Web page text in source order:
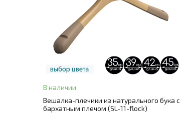
В наличии
Вешалка-плечики из натурального бука c
бархатным плечом (SL-11-flock)
ЗАКАЗ В ОДИН КЛИК
Цвет натуральный бук (без покрытия)+ 3